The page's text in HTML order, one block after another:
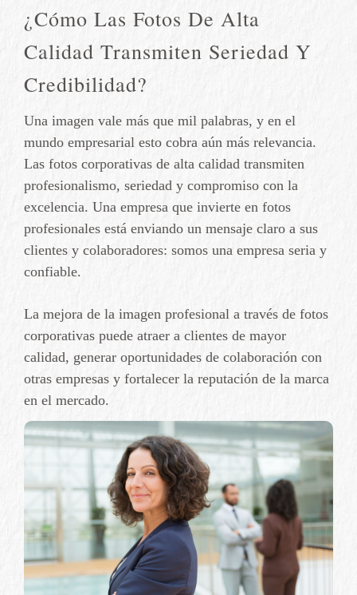
¿Cómo Las Fotos De Alta
Calidad Transmiten Seriedad Y
Credibilidad?
Una imagen vale más que mil palabras, y en el
mundo empresarial esto cobra aún más relevancia.
Las fotos corporativas de alta calidad transmiten
profesionalismo, seriedad y compromiso con la
excelencia. Una empresa que invierte en fotos
profesionales está enviando un mensaje claro a sus
clientes y colaboradores: somos una empresa seria y
confiable.
La mejora de la imagen profesional a través de fotos
corporativas puede atraer a clientes de mayor
calidad, generar oportunidades de colaboración con
otras empresas y fortalecer la reputación de la marca
en el mercado.